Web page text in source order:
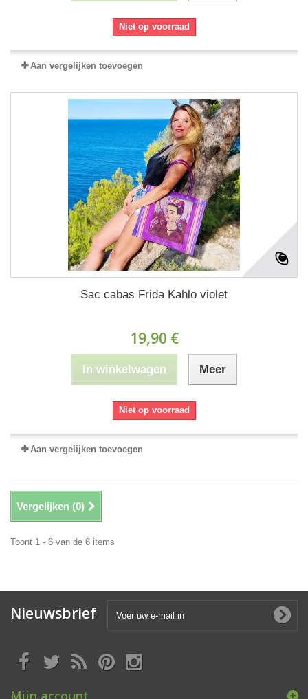
Niet op voorraad
Aan vergelijken toevoegen
Sac cabas Frida Kahlo violet
19,90 €
In winkelwagen Meer
Niet op voorraad
Aan vergelijken toevoegen
Vergelijken (0)
Toont 1 - 6 van de 6 items
Nieuwsbrief
Mijn account